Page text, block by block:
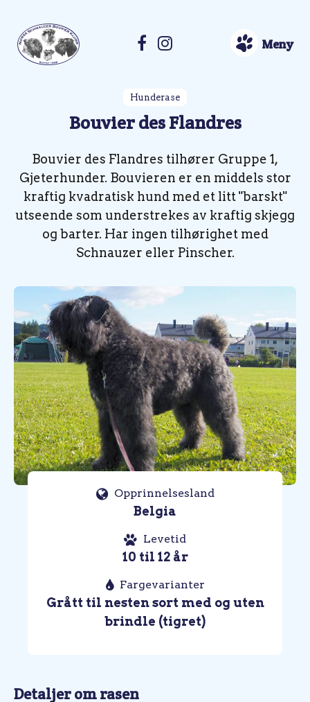
Meny
Hunderase
Bouvier des Flandres
Bouvier des Flandres tilhører Gruppe 1,
Gjeterhunder. Bouvieren er en middels stor
kraftig kvadratisk hund med et litt "barskt"
utseende som understrekes av kraftig skjegg
og barter. Har ingen tilhørighet med
Schnauzer eller Pinscher.
Opprinnelsesland
Belgia
Levetid
10 til 12 år
Fargevarianter
Grått til nesten sort med og uten
brindle (tigret)
Detaljer om rasen